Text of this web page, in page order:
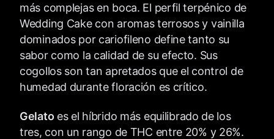
más complejas en boca. El perfil terpénico de
Wedding Cake con aromas terrosos y vainilla
dominados por cariofileno define tanto su
sabor como la calidad de su efecto. Sus
cogollos son tan apretados que el control de
humedad durante floración es crítico.
Gelatoes el híbrido más equilibrado de los
tres, con un rango de THC entre 20% y 26%.